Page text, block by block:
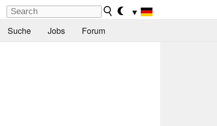
▼
Suche Jobs Forum